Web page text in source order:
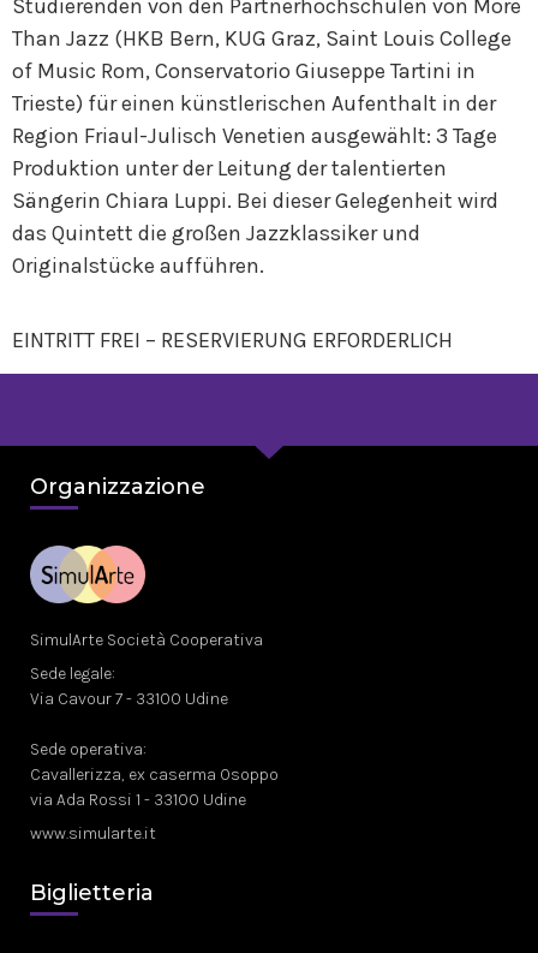
Studierenden von den Partnerhochschulen von More
Than Jazz (HKB Bern, KUG Graz, Saint Louis College
of Music Rom, Conservatorio Giuseppe Tartini in
Trieste) für einen künstlerischen Aufenthalt in der
Region Friaul-Julisch Venetien ausgewählt: 3 Tage
Produktion unter der Leitung der talentierten
Sängerin Chiara Luppi. Bei dieser Gelegenheit wird
das Quintett die großen Jazzklassiker und
Originalstücke aufführen.
EINTRITT FREI – RESERVIERUNG ERFORDERLICH
Organizzazione
SimulArte Società Cooperativa
Sede legale:
Via Cavour 7 - 33100 Udine
Sede operativa:
Cavallerizza, ex caserma Osoppo
via Ada Rossi 1 - 33100 Udine
www.simularte.it
Biglietteria